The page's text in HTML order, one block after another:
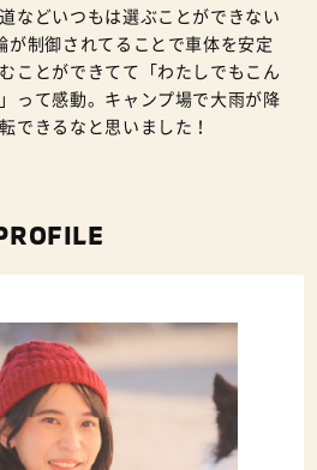
などいつもは選ぶことができない
が制御されてることで車体を安定
ことができてて「わたしでもこん
って感動。キャンプ場で大雨が降
できるなと思いました！